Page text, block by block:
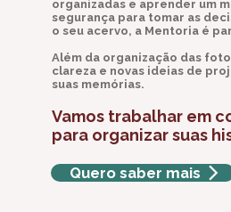
organizadas e aprender um
segurança para tomar as
o seu acervo, a Mentoria é
Além da organização das
clareza e novas ideias de
suas memórias.
Vamos trabalhar em
para organizar suas
Quero saber mais